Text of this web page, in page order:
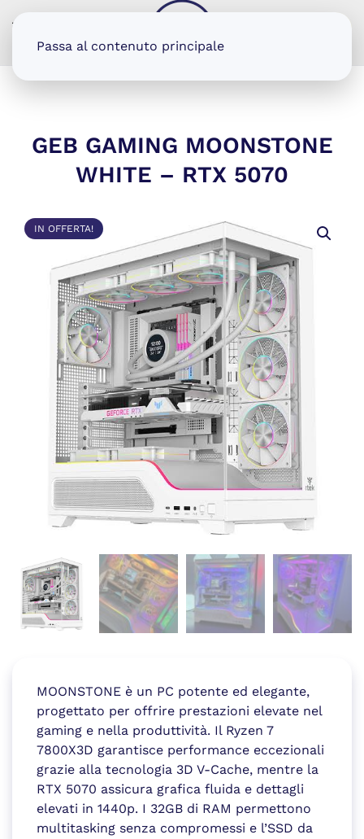
Passa al contenuto principale
GEB GAMING MOONSTONE
WHITE – RTX 5070
IN OFFERTA!
MOONSTONE è un PC potente ed elegante,
progettato per offrire prestazioni elevate nel
gaming e nella produttività. Il Ryzen 7
7800X3D garantisce performance eccezionali
grazie alla tecnologia 3D V-Cache, mentre la
RTX 5070 assicura grafica fluida e dettagli
elevati in 1440p. I 32GB di RAM permettono
multitasking senza compromessi e l’SSD da